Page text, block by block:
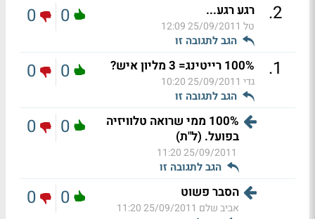
2
. רגע רגע...
טל 25/09/2011 12:09
הגב לתגובה זו
0
0
1
. 100% רייטינג= 3 מליון איש?
גדי 25/09/2011 10:20
הגב לתגובה זו
0
0
100% ממי שרואה טלוויזיה
בפועל. (ל"ת)
25/09/2011 11:20
הגב לתגובה זו
0
0
הסבר פשוט
אביב שלם 25/09/2011 11:20
0
0